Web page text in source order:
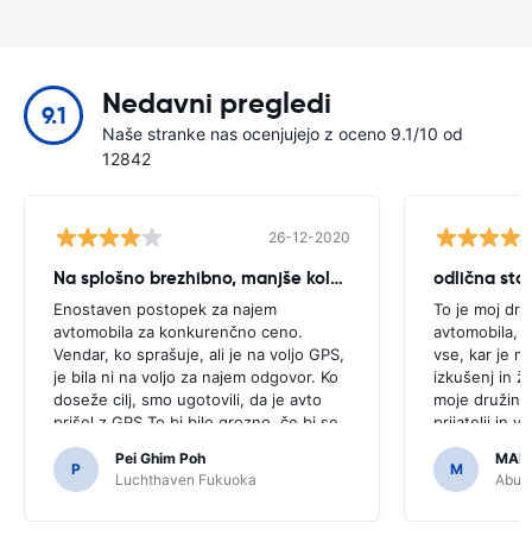
9.1 Nedavni pregledi
Naše stranke nas ocenjujejo z oceno 9.1/10 od
12842
26-12-2020
Na splošno brezhibno, manjše kolcanje
Enostaven postopek za najem
avtomobila za konkurenčno ceno.
Vendar, ko sprašuje, ali je na voljo GPS,
je bila ni na voljo za najem odgovor. Ko
doseže cilj, smo ugotovili, da je avto
prišel z GPS.To bi bilo grozno, če bi se
odločili za nakup GPS, kot je bilo
potrebno za navigacijo japonske ceste.
P
Pei Ghim Poh
Luchthaven Fukuoka
odlična
To je moj
avtomobila,
vse, kar je
izkušenj in
moje
prijatelji in
dostopna in
M
Abu